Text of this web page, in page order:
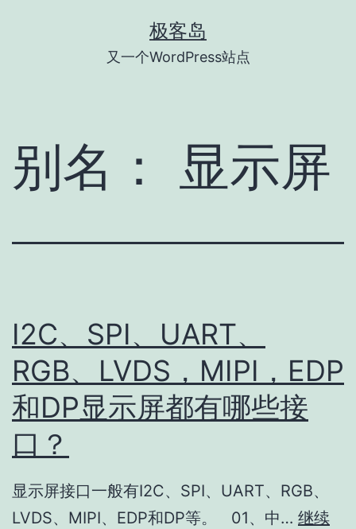
极客岛
又一个WordPress站点
别名： 显示屏
I2C、SPI、UART、
RGB、LVDS，MIPI，EDP
和DP显示屏都有哪些接
口？
显示屏接口一般有I2C、SPI、UART、RGB、
LVDS、MIPI、EDP和DP等。 01、中… 继续